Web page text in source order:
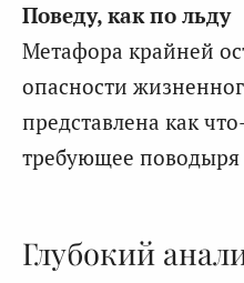
Поведу, как по льду
Метафора крайней
опасности
представлена как
требующее
Глубокий